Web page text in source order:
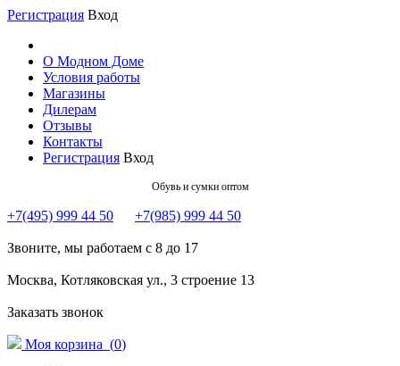
Регистрация Вход
О Модном Доме
Условия работы
Магазины
Дилерам
Отзывы
Контакты
Регистрация Вход
Обувь и сумки оптом
+7(495) 999 44 50 +7(985) 999 44 50
Звоните, мы работаем с 8 до 17
Москва, Котляковская ул., 3 строение 13
Заказать звонок
Моя корзина (0)